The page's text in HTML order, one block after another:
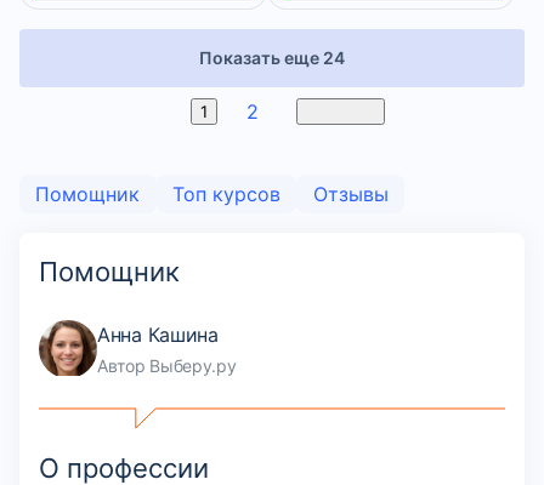
Показать еще 24
1 2
Помощник Топ курсов Отзывы
Помощник
Анна Кашина
Автор Выберу.ру
О профессии